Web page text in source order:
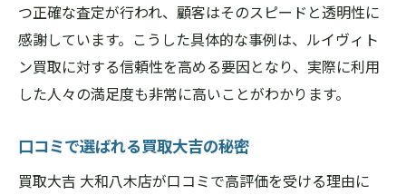
つ正確な査定が行われ、顧客はそのスピードと透明性に
感謝しています。こうした具体的な事例は、ルイヴィト
ン買取に対する信頼性を高める要因となり、実際に利用
した人々の満足度も非常に高いことがわかります。
口コミで選ばれる買取大吉の秘密
買取大吉 大和八木店が口コミで高評価を受ける理由に